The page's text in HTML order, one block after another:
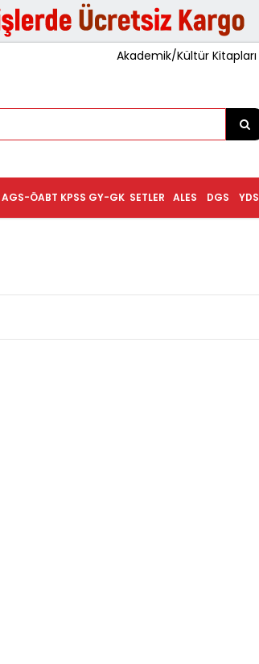
Akademik/Kültür Kitapları
YDS
DGS
ALES
SETLER
KPSS GY-GK
AGS-ÖABT